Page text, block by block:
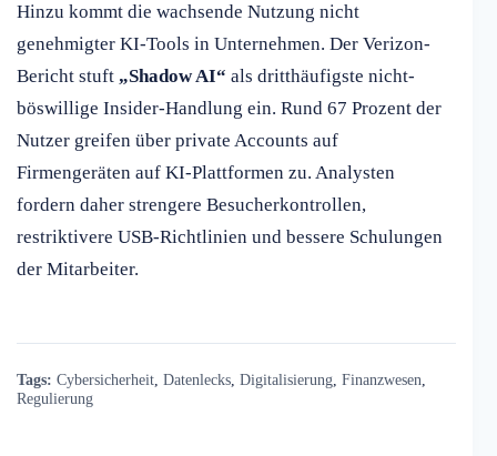
Hinzu kommt die wachsende Nutzung nicht
genehmigter KI-Tools in Unternehmen. Der Verizon-
Bericht stuft „Shadow AI“ als dritthäufigste nicht-
böswillige Insider-Handlung ein. Rund 67 Prozent der
Nutzer greifen über private Accounts auf
Firmengeräten auf KI-Plattformen zu. Analysten
fordern daher strengere Besucherkontrollen,
restriktivere USB-Richtlinien und bessere Schulungen
der Mitarbeiter.
Tags: Cybersicherheit Datenlecks Digitalisierung Finanzwesen
Regulierung